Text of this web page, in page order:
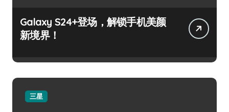
Galaxy S24+登场，解锁手机美颜
新境界！
三星